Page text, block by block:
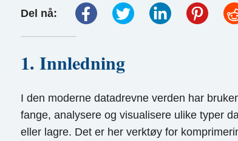
Del nå:
1. Innledning
I den moderne datadrevne verden har
fange, analysere og visualisere ulike typer
eller lagre. Det er her verktøy for